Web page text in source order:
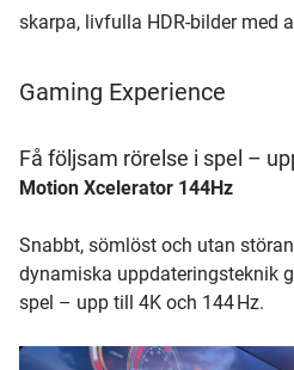
skarpa, livfulla HDR-bilder med
Gaming Experience
Få följsam rörelse i spel –
Motion Xcelerator 144Hz
Snabbt, sömlöst och utan
dynamiska uppdateringsteknik
spel – upp till 4K och 144 Hz.